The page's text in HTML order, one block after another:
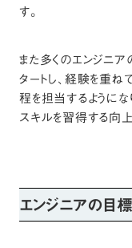
す。
また多くのエンジニア
タートし、経験を重
程を担当するように
スキルを習得する向
エンジニアの目